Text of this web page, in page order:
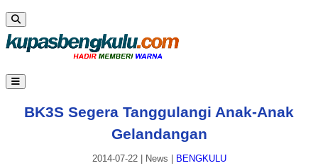
BK3S Segera Tanggulangi Anak-Anak
Gelandangan
2014-07-22| News BENGKULU